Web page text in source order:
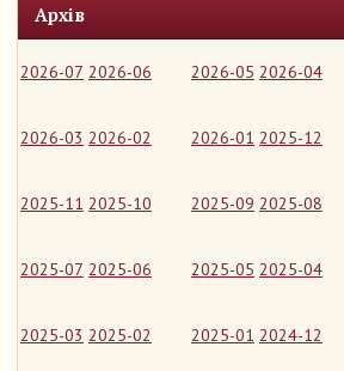
Архів
2026-07 2026-06 2026-05 2026-04
2026-03 2026-02 2026-01 2025-12
2025-11 2025-10 2025-09 2025-08
2025-07 2025-06 2025-05 2025-04
2025-03 2025-02 2025-01 2024-12